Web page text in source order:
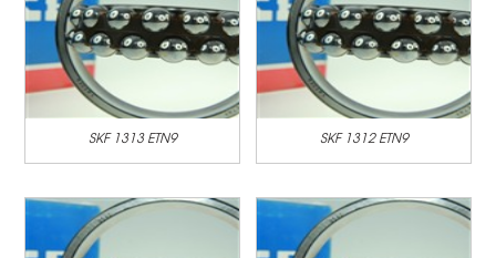
SKF 1313 ETN9 SKF 1312 ETN9